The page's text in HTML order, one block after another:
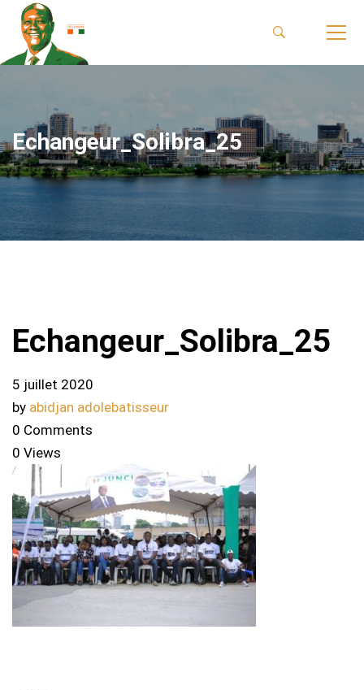
Echangeur_Solibra_25
Echangeur_Solibra_25
5 juillet 2020
by abidjan adolebatisseur
0 Comments
0 Views